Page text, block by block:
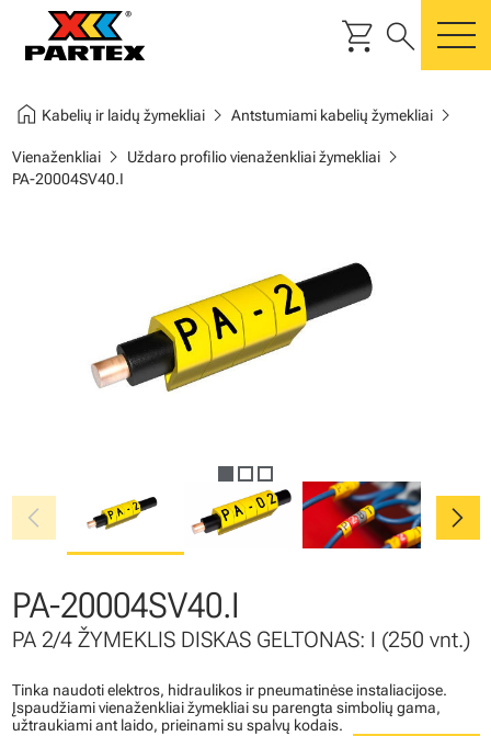
shopping_cart search
home Kabelių ir laidų žymekliaichevron_right Antstumiami kabelių žymekliaichevron_right
Vienaženkliaichevron_right Uždaro profilio vienaženkliai žymekliaichevron_right
PA-20004SV40.I
chevron_left chevron_right
PA-20004SV40.I
PA 2/4 ŽYMEKLIS DISKAS GELTONAS: I (250 vnt.)
Tinka naudoti elektros, hidraulikos ir pneumatinėse instaliacijose.
Įspaudžiami vienaženkliai žymekliai su parengta simbolių gama,
užtraukiami ant laido, prieinami su spalvų kodais.